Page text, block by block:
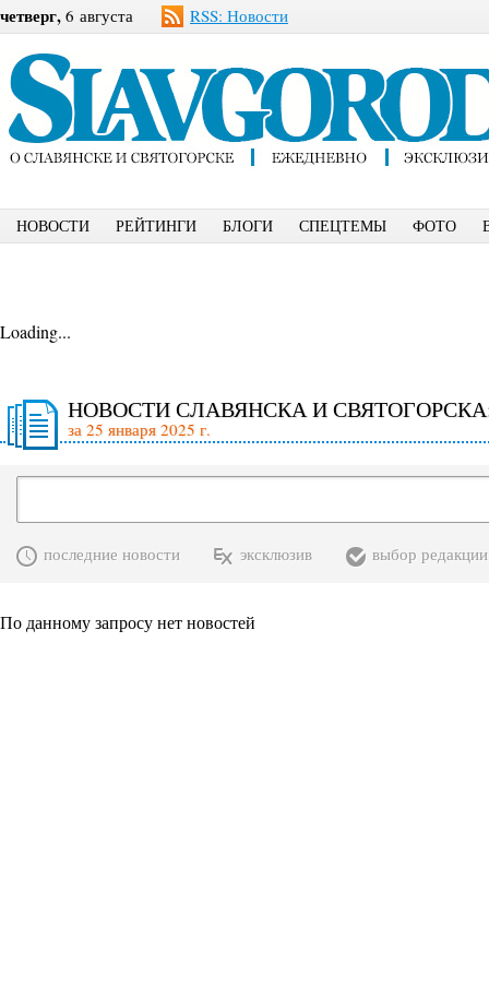
четверг, 6 августа RSS: Новости
НОВОСТИ РЕЙТИНГИ БЛОГИ СПЕЦТЕМЫ ФОТО
Loading...
НОВОСТИ СЛАВЯНСКА И
за 25 января 2025 г.
последние новости эксклюзив выбор редакции
По данному запросу нет новостей